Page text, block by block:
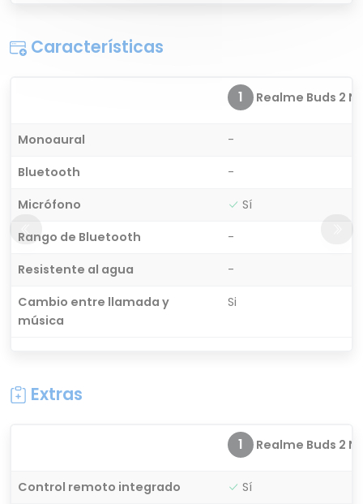
Características
1 Realme Buds 2
Monoaural
-
Bluetooth
-
Micrófono
Sí
Rango de Bluetooth
-
Resistente al agua
-
Cambio entre llamada y
música
Si
Extras
1 Realme Buds 2
Control remoto integrado
Sí